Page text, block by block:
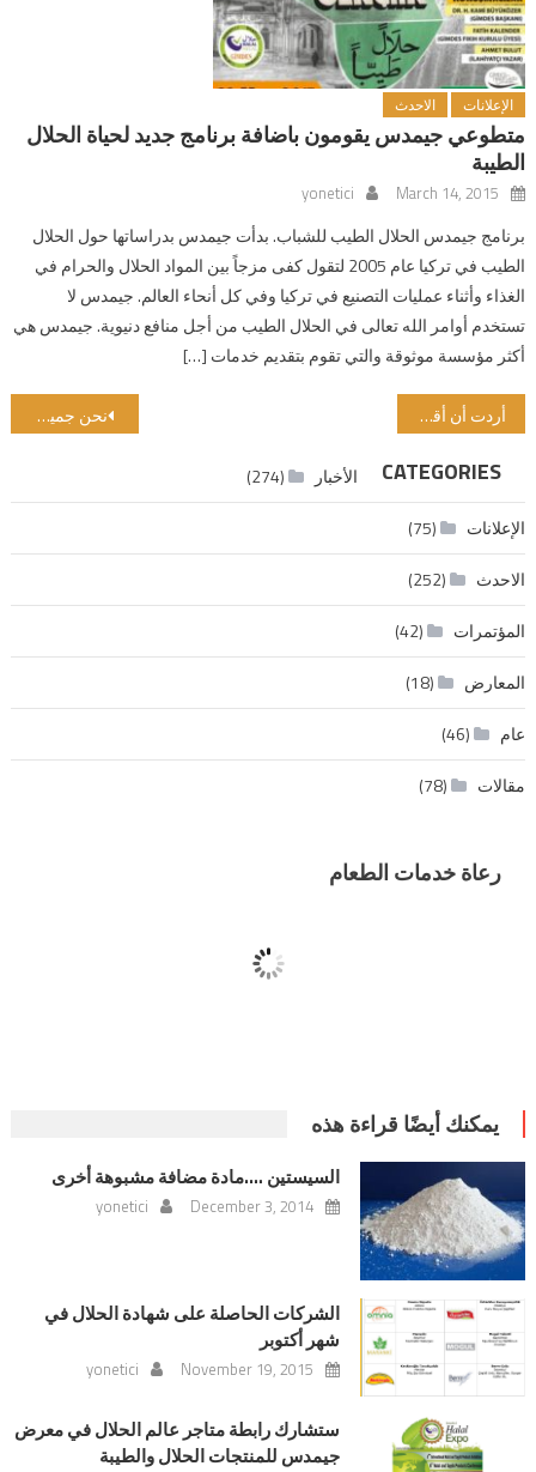
الإعلانات الاحدث
متطوعي جيمدس يقومون باضافة برنامج جديد لحياة الحلال
الطيبة
March 14, 2015
yonetici
برنامج جيمدس الحلال الطيب للشباب. بدأت جيمدس بدراساتها حول الحلال
الطيب في تركيا عام 2005 لتقول كفى مزجاً بين المواد الحلال والحرام في
الغذاء وأثناء عمليات التصنيع في تركيا وفي كل أنحاء العالم. جيمدس لا
تستخدم أوامر الله تعالى في الحلال الطيب من أجل منافع دنيوية. جيمدس هي
أكثر مؤسسة موثوقة والتي تقوم بتقديم خدمات […]
Post navigation نحن جميعا مسؤولون عن جيلنا! أردت أن أقدم أخبار جيدة إلى المتطوعين
CATEGORIES الأخبار (274)
الإعلانات (75)
الاحدث (252)
المؤتمرات (42)
المعارض (18)
عام (46)
مقالات (78)
رعاة خدمات الطعام
يمكنك أيضًا قراءة هذه
السيستين ….مادة مضافة مشبوهة أخرى
December 3, 2014
yonetici
الشركات الحاصلة على شهادة الحلال في
شهر أكتوبر
November 19, 2015
yonetici
ستشارك رابطة متاجر عالم الحلال في معرض
جيمدس للمنتجات الحلال والطيبة